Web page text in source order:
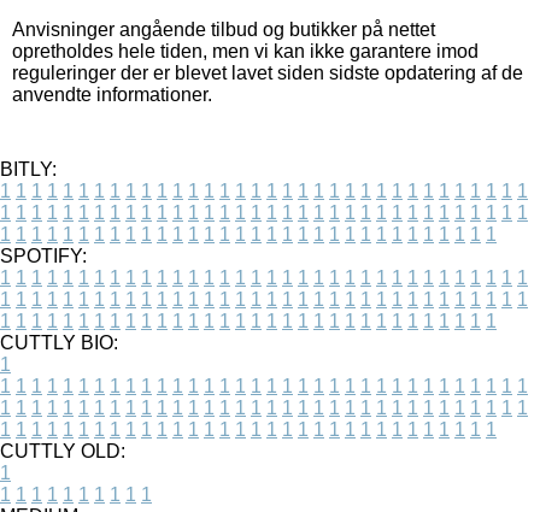
Anvisninger angående tilbud og butikker på nettet
opretholdes hele tiden, men vi kan ikke garantere imod
reguleringer der er blevet lavet siden sidste opdatering af de
anvendte informationer.
BITLY:
1 1 1 1 1 1 1 1 1 1 1 1 1 1 1 1 1 1 1 1 1 1 1 1 1 1 1 1 1 1 1 1 1 1
1 1 1 1 1 1 1 1 1 1 1 1 1 1 1 1 1 1 1 1 1 1 1 1 1 1 1 1 1 1 1 1 1 1
1 1 1 1 1 1 1 1 1 1 1 1 1 1 1 1 1 1 1 1 1 1 1 1 1 1 1 1 1 1 1 1
SPOTIFY:
1 1 1 1 1 1 1 1 1 1 1 1 1 1 1 1 1 1 1 1 1 1 1 1 1 1 1 1 1 1 1 1 1 1
1 1 1 1 1 1 1 1 1 1 1 1 1 1 1 1 1 1 1 1 1 1 1 1 1 1 1 1 1 1 1 1 1 1
1 1 1 1 1 1 1 1 1 1 1 1 1 1 1 1 1 1 1 1 1 1 1 1 1 1 1 1 1 1 1 1
CUTTLY BIO:
1
1 1 1 1 1 1 1 1 1 1 1 1 1 1 1 1 1 1 1 1 1 1 1 1 1 1 1 1 1 1 1 1 1 1
1 1 1 1 1 1 1 1 1 1 1 1 1 1 1 1 1 1 1 1 1 1 1 1 1 1 1 1 1 1 1 1 1 1
1 1 1 1 1 1 1 1 1 1 1 1 1 1 1 1 1 1 1 1 1 1 1 1 1 1 1 1 1 1 1 1
CUTTLY OLD:
1
1 1 1 1 1 1 1 1 1 1